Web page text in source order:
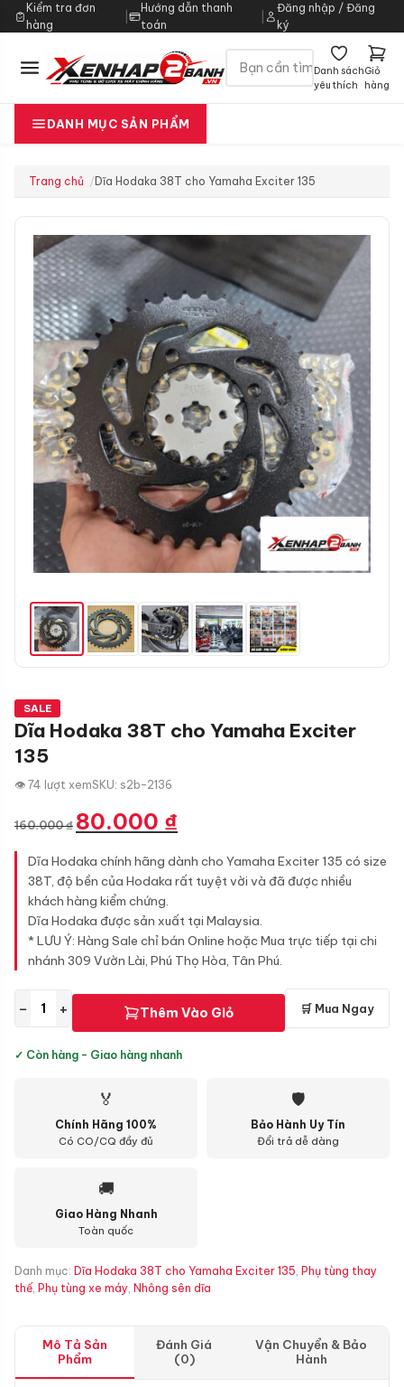
Kiểm tra đơn
hàng
|
Hướng dẫn thanh
toán
Đăng nhập / Đăng
ký
Danh sách
yêu thích
Giỏ
hàng
DANH MỤC SẢN PHẨM
Trang chủ Dĩa Hodaka 38T cho Yamaha Exciter 135
SALE
Dĩa Hodaka 38T cho Yamaha Exciter
135
👁 74 lượt xemSKU: s2b-2136
160.000₫
Giá
gốc
là:
160.000 ₫.
80.000 ₫
hiện
tại
là:
Dĩa Hodaka chính hãng dành cho Yamaha Exciter 135 có size
38T, độ bền của Hodaka rất tuyệt vời và đã được nhiều
khách hàng kiểm chứng.
Dĩa Hodaka được sản xuất tại Malaysia.
* LƯU Ý: Hàng Sale chỉ bán Online hoặc Mua trực tiếp tại chi
nhánh 309 Vườn Lài, Phú Thọ Hòa, Tân Phú.
− + Thêm Vào Giỏ 🛒 Mua Ngay
✓ Còn hàng - Giao hàng nhanh
🏅
Chính Hãng 100%
Có CO/CQ đầy đủ
🛡
Bảo Hành Uy Tín
Đổi trả dễ dàng
🚚
Giao Hàng Nhanh
Toàn quốc
Danh mục: Dĩa Hodaka 38T cho Yamaha Exciter 135, Phụ tùng thay
thế, Phụ tùng xe máy, Nhông sên dĩa
Mô Tả Sản
Phẩm
Đánh Giá
(0)
Vận Chuyển & Bảo
Hành